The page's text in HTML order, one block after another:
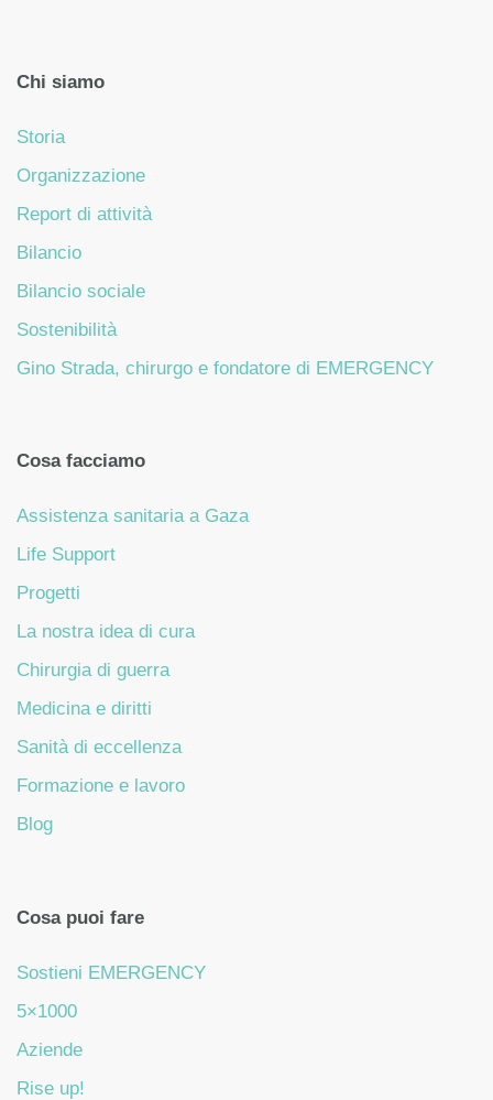
Chi siamo
Storia
Organizzazione
Report di attività
Bilancio
Bilancio sociale
Sostenibilità
Gino Strada, chirurgo e fondatore di EMERGENCY
Cosa facciamo
Assistenza sanitaria a Gaza
Life Support
Progetti
La nostra idea di cura
Chirurgia di guerra
Medicina e diritti
Sanità di eccellenza
Formazione e lavoro
Blog
Cosa puoi fare
Sostieni EMERGENCY
5×1000
Aziende
Rise up!